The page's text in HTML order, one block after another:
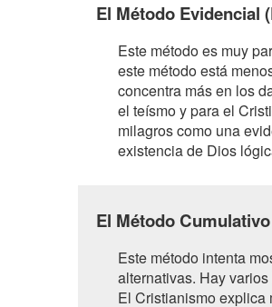
El Método Evidencial
Este método es muy
este método está
concentra más en los
el teísmo y para el
milagros como una
existencia de Dios
El Método
Este método intenta
alternativas. Hay
El Cristianismo explica